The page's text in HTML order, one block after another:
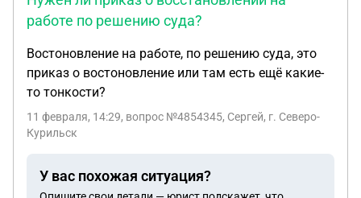
работе по решению суда?
Востоновление на работе, по решению суда, это
приказ о востоновление или там есть ещё какие-
то тонкости?
11 февраля, 14:29, вопрос №4854345, Сергей, г. Северо-
Курильск
У вас похожая ситуация?